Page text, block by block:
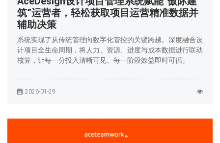
筑”运营者，轻松获取项目运营精准数据并
辅助决策
系统实现了从传统管理向数字化管控的关键跨越。深度融合设
计项目全生命周期，将人力、资源、进度与成本数据进行联动
核算，让每一分投入清晰可见、每一阶段效益即时可循。
2026-01-29